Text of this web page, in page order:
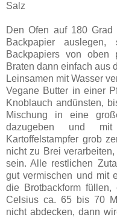
Salz
Den Ofen auf 180 Grad
Backpapier
Backpapiers von
Braten dann einfach aus
Leinsamen mit Wasser
Vegane Butter in einer
Knoblauch andünsten,
Mischung in eine
dazugeben und
Kartoffelstampfer grob
nicht zu Brei
sein. Alle restlichen
gut vermischen und mit
die Brotbackform
Celsius ca. 65 bis 70
nicht abdecken, dann